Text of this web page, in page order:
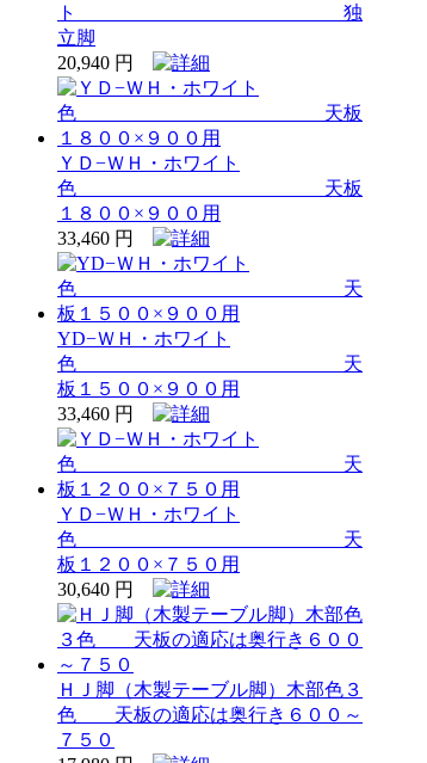
ト 独
立脚
20,940 円
ＹＤ−ＷＨ・ホワイト
色 天板
１８００×９００用
33,460 円
YD−ＷＨ・ホワイト
色 天
板１５００×９００用
33,460 円
ＹＤ−ＷＨ・ホワイト
色 天
板１２００×７５０用
30,640 円
ＨＪ脚（木製テーブル脚）木部色３
色 天板の適応は奥行き６００～
７５０